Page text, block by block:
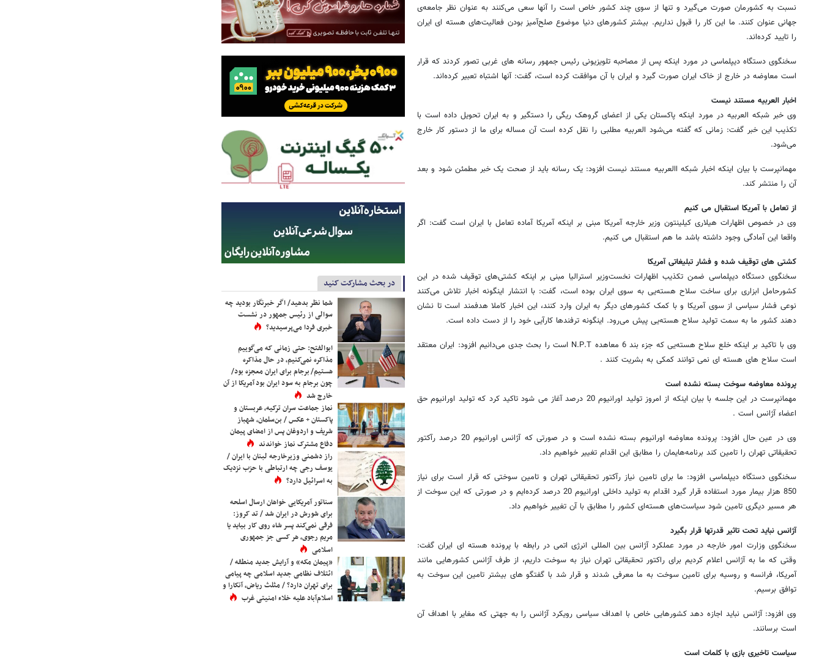
نسبت به کشورمان صورت می‌گیرد و تنها از سوی چند کشور خاص است را آنها سعی می‌کنند به عنوان نظر جامعه‌ی
جهانی عنوان کنند. ما این کار را قبول نداریم. بیشتر کشورهای دنیا موضوع صلح‌آمیز بودن فعالیت‌های هسته ای ایران
را تایید کرده‌اند.
سخنگوی دستگاه دیپلماسی در مورد اینکه پس از مصاحبه تلویزیونی رئیس جمهور رسانه های غربی تصور کردند که قرار
است معاوضه در خارج از خاک ایران صورت گیرد و ایران با آن موافقت کرده است، گفت: آنها اشتباه تعبیر کرده‌اند.
اخبار العربیه مستند نیست
وی خبر شبکه العربیه در مورد اینکه پاکستان یکی از اعضای گروهک ریگی را دستگیر و به ایران تحویل داده است با
تکذیب این خبر گفت: زمانی که گفته می‌شود العربیه مطلبی را نقل کرده است آن مساله برای ما از دستور کار خارج
می‌شود.
مهمانپرست با بیان اینکه اخبار شبکه االعربیه مستند نیست افزود: یک رسانه باید از صحت یک خبر مطمئن شود و بعد
آن را منتشر کند.
از تعامل با آمریکا استقبال می کنیم
وی در خصوص اظهارات هیلاری کیلینتون وزیر خارجه آمریکا مبنی بر اینکه آمریکا آماده تعامل با ایران است گفت: اگر
واقعا این آمادگی وجود داشته باشد ما هم استقبال می کنیم.
کشتی های توقیف شده و فشار تبلیغاتی آمریکا
سخنگوی دستگاه دیپلماسی ضمن تکذیب اظهارات نخست‌وزیر استرالیا مبنی بر اینکه کشتی‌های توقیف شده در این
کشورحامل ابزاری برای ساخت سلاح هسته‌یی به سوی ایران بوده است، گفت: با انتشار اینگونه اخبار تلاش می‌کنند
نوعی فشار سیاسی از سوی آمریکا و با کمک کشورهای دیگر به ایران وارد کنند، این اخبار کاملا هدفمند است تا نشان
دهند کشور ما به سمت تولید سلاح هسته‌یی پیش می‌رود. اینگونه ترفندها کارآیی خود را از دست داده است.
وی با تاکید بر اینکه خلع سلاح هسته‌یی که جزء بند 6 معاهده N.P.T است را بحث جدی می‌دانیم افزود: ایران معتقد
است سلاح های هسته ای نمی توانند کمکی به بشریت کنند .
پرونده معاوضه سوخت بسته نشده است
مهمانپرست در این جلسه با بیان اینکه از امروز تولید اورانیوم 20 درصد آغاز می شود تاکید کرد که تولید اورانیوم حق
اعضاء آژانس است .
وی در عین حال افزود: پرونده معاوضه اورانیوم بسته نشده است و در صورتی که آژانس اورانیوم 20 درصد رآکتور
تحقیقاتی تهران را تامین کند برنامه‌هایمان را مطابق این اقدام تغییر خواهیم داد.
سخنگوی دستگاه دیپلماسی افزود: ما برای تامین نیاز رآکتور تحقیقاتی تهران و تامین سوختی که قرار است برای نیاز
850 هزار بیمار مورد استفاده قرار گیرد اقدام به تولید داخلی اورانیوم 20 درصد کرده‌ایم و در صورتی که این سوخت از
هر مسیر دیگری تامین شود سیاست‌های هسته‌ای کشور را مطابق با آن تغییر خواهیم داد.
آژانس نباید تحت تاثیر قدرتها قرار بگیرد
سخنگوی وزارت امور خارجه در مورد عملکرد آژانس بین المللی انرژی اتمی در رابطه با پرونده هسته ای ایران گفت:
وقتی که ما به آژانس اعلام کردیم برای راکتور تحقیقاتی تهران نیاز به سوخت داریم، از طرف آژانس کشورهایی مانند
آمریکا، فرانسه و روسیه برای تامین سوخت به ما معرفی شدند و قرار شد با گفتگو های بیشتر تامین این سوخت به
توافق برسیم.
وی افزود: آژانس نباید اجازه دهد کشورهایی خاص با اهداف سیاسی رویکرد آژانس را به جهتی که مغایر با اهداف آن
است برسانند.
سیاست تاخیری بازی با کلمات است
در بحث مشارکت کنید
شما نظر بدهید/ اگر خبرنگار بودید چه
سوالی از رئیس جمهور در نشست
خبری فردا می‌پرسیدید؟
ابوالفتح: حتی زمانی که می‌گوییم
مذاکره نمی‌کنیم، در حال مذاکره
هستیم/ برجام برای ایران معجزه بود/
چون برجام به سود ایران بود آمریکا از آن
خارج شد
نماز جماعت سران ترکیه، عربستان و
پاکستان + عکس / بن‌سلمان، شهباز
شریف و اردوغان پس از امضای پیمان
دفاع مشترک نماز خواندند
راز دشمنی وزیرخارجه لبنان با ایران /
یوسف رجی چه ارتباطی با حزب نزدیک
به اسرائیل دارد؟
سناتور آمریکایی خواهان ارسال اسلحه
برای شورش در ایران شد / تد کروز:
فرقی نمی‌کند پسر شاه روی کار بیاید یا
مریم رجوی، هر کسی جز جمهوری
اسلامی
«پیمان مکه» و آرایش جدید منطقه /
ائتلاف نظامی جدید اسلامی چه پیامی
برای تهران دارد؟ / مثلث ریاض، آنکارا و
اسلام‌آباد علیه خلاء امنیتی غرب